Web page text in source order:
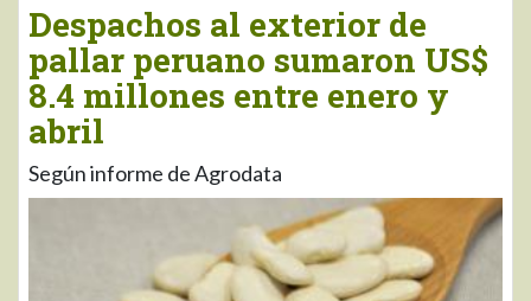
Despachos al exterior de
pallar peruano sumaron US$
8.4 millones entre enero y
abril
Según informe de Agrodata